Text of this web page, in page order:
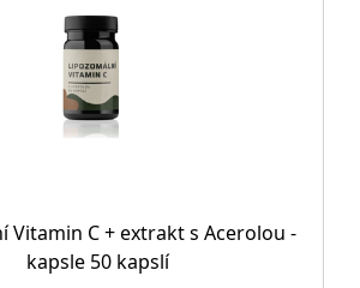
Vitamin C + extrakt s Acerolou -
kapsle 50 kapslí